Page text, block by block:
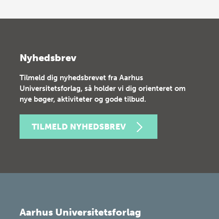
Nyhedsbrev
Tilmeld dig nyhedsbrevet fra Aarhus
Universitetsforlag, så holder vi dig orienteret om
nye bøger, aktiviteter og gode tilbud.
TILMELD NYHEDSBREV
Aarhus Universitetsforlag